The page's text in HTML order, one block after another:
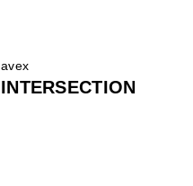
avex
INTERSECTION